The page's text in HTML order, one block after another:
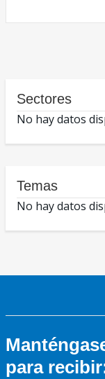
Sectores
No hay datos
Temas
No hay datos
para